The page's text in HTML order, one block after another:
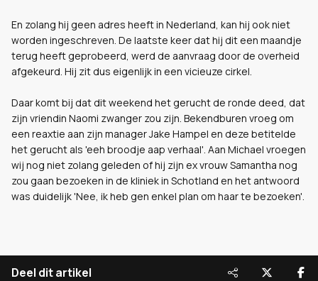
En zolang hij geen adres heeft in Nederland, kan hij ook niet
worden ingeschreven. De laatste keer dat hij dit een maandje
terug heeft geprobeerd, werd de aanvraag door de overheid
afgekeurd. Hij zit dus eigenlijk in een vicieuze cirkel.
Daar komt bij dat dit weekend het gerucht de ronde deed, dat
zijn vriendin Naomi zwanger zou zijn. Bekendburen vroeg om
een reaxtie aan zijn manager Jake Hampel en deze betitelde
het gerucht als 'eeh broodje aap verhaal'. Aan Michael vroegen
wij nog niet zolang geleden of hij zijn ex vrouw Samantha nog
zou gaan bezoeken in de kliniek in Schotland en het antwoord
was duidelijk 'Nee, ik heb gen enkel plan om haar te bezoeken'.
Deel dit artikel